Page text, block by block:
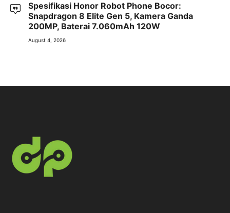
Spesifikasi Honor Robot Phone Bocor:
Snapdragon 8 Elite Gen 5, Kamera Ganda
200MP, Baterai 7.060mAh 120W
August 4, 2026